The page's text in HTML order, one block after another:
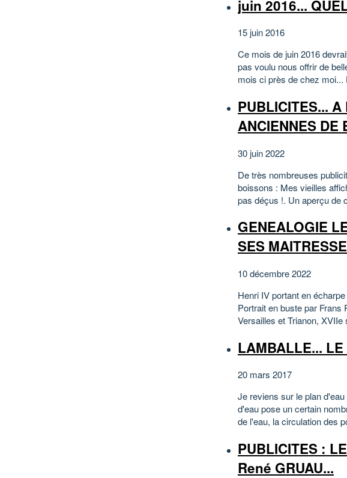
juin 2016...
15 juin 2016
Ce mois de juin 2016
pas voulu nous offrir de
mois ci près de chez moi...
PUBLICITES...
ANCIENNES DE
30 juin 2022
De très nombreuses
boissons : Mes vieilles
pas déçus !. Un aperçu de
GENEALOGIE
SES
10 décembre 2022
Henri IV portant en
Portrait en buste par Frans
Versailles et Trianon,
LAMBALLE...
20 mars 2017
Je reviens sur le plan
d'eau pose un certain
de l'eau, la circulation des
PUBLICITES :
René GRUAU...